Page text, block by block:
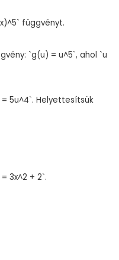
függvényt.
`g(u) = u^5`, ahol `u
5u^4`. Helyettesítsük
3x^2 + 2`.